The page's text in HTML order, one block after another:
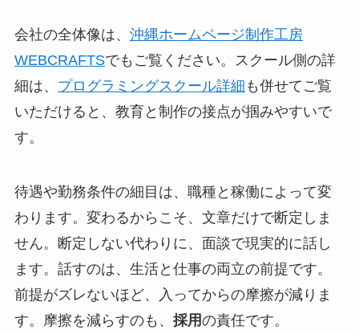
会社の全体像は、 沖縄ホームページ制作工房
WEBCRAFTSでもご覧ください。スクール側の詳
細は、 プログラミングスクール詳細 も併せてご覧
いただけると、教育と制作の接点が掴みやすいで
す。
待遇や勤務条件の細目は、職種と稼働によって変
わります。変わるからこそ、文章だけで断定しま
せん。断定しない代わりに、面談で現実的に話し
ます。話すのは、生活と仕事の両立の前提です。
前提がズレないほど、入ってからの摩擦が減りま
す。摩擦を減らすのも、 採用の責任です。